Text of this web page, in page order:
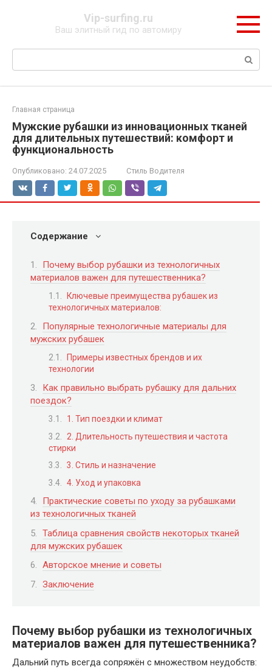
Vip-surfing.ru
Ваш элитный гид по автомиру
Поиск:
Главная страница
Мужские рубашки из инновационных тканей
для длительных путешествий: комфорт и
функциональность
Опубликовано: 24.07.2025 Стиль Водителя
Содержание
Почему выбор рубашки из технологичных
материалов важен для путешественника?
Ключевые преимущества рубашек из
технологичных материалов:
Популярные технологичные материалы для
мужских рубашек
Примеры известных брендов и их
технологии
Как правильно выбрать рубашку для дальних
поездок?
1. Тип поездки и климат
2. Длительность путешествия и частота
стирки
3. Стиль и назначение
4. Уход и упаковка
Практические советы по уходу за рубашками
из технологичных тканей
Таблица сравнения свойств некоторых тканей
для мужских рубашек
Авторское мнение и советы
Заключение
Почему выбор рубашки из технологичных
материалов важен для путешественника?
Дальний путь всегда сопряжён с множеством неудобств: